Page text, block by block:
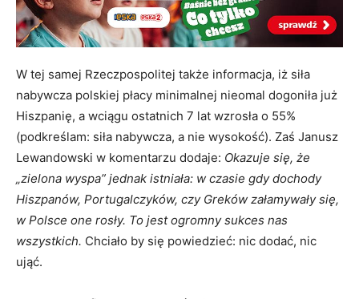
W tej samej Rzeczpospolitej także informacja, iż siła
nabywcza polskiej płacy minimalnej nieomal dogoniła już
Hiszpanię, a wciągu ostatnich 7 lat wzrosła o 55%
(podkreślam: siła nabywcza, a nie wysokość). Zaś Janusz
Lewandowski w komentarzu dodaje: Okazuje się, że
„zielona wyspa” jednak istniała: w czasie gdy dochody
Hiszpanów, Portugalczyków, czy Greków załamywały się,
w Polsce one rosły. To jest ogromny sukces nas
wszystkich. Chciało by się powiedzieć: nic dodać, nic
ująć.